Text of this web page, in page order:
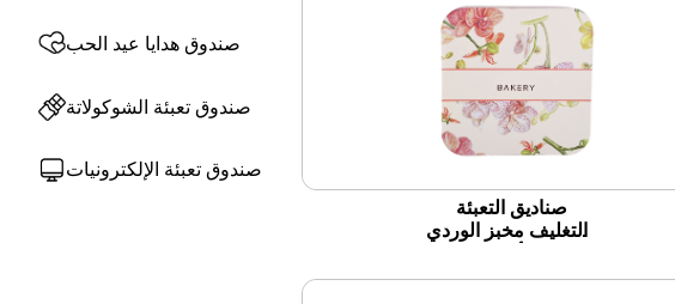
صندوق هدايا عيد الحب
صندوق تعبئة الشوكولاتة
صندوق تعبئة الإلكترونيات
صناديق التعبئة
والتغليف مخبز الوردي